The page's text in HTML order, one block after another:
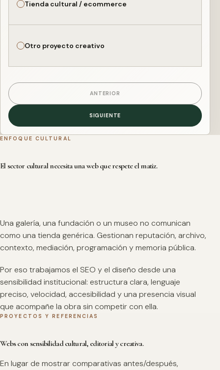
Tienda cultural / ecommerce
Otro proyecto creativo
ANTERIOR
SIGUIENTE
ENFOQUE CULTURAL
El sector cultural necesita una web que respete el matiz.
Una galería, una fundación o un museo no comunican
como una tienda genérica. Gestionan reputación, archivo,
contexto, mediación, programación y memoria pública.
Por eso trabajamos el SEO y el diseño desde una
sensibilidad institucional: estructura clara, lenguaje
preciso, velocidad, accesibilidad y una presencia visual
que acompañe la obra sin competir con ella.
PROYECTOS Y REFERENCIAS
Webs con sensibilidad cultural, editorial y creativa.
En lugar de mostrar comparativas antes/después,